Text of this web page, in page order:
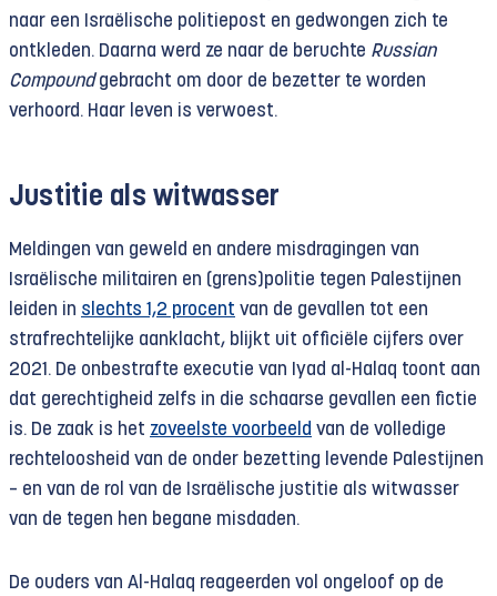
naar een Israëlische politiepost en gedwongen zich te
ontkleden. Daarna werd ze naar de beruchte Russian
Compoundgebracht om door de bezetter te worden
verhoord. Haar leven is verwoest.
Justitie als witwasser
Meldingen van geweld en andere misdragingen van
Israëlische militairen en (grens)politie tegen Palestijnen
leiden in slechts 1,2 procent van de gevallen tot een
strafrechtelijke aanklacht, blijkt uit officiële cijfers over
2021. De onbestrafte executie van Iyad al-Halaq toont aan
dat gerechtigheid zelfs in die schaarse gevallen een fictie
is. De zaak is het zoveelste voorbeeld van de volledige
rechteloos­heid van de onder bezetting levende Palestijnen
– en van de rol van de Israëlische justitie als witwasser
van de tegen hen begane misdaden.
De ouders van Al-Halaq reageerden vol ongeloof op de